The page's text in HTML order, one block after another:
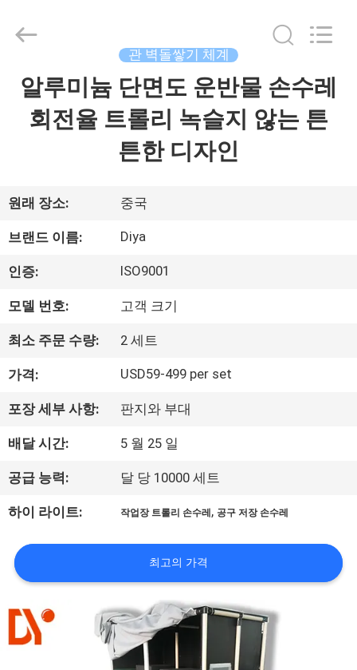
집
회
사
소
공
장
견
학
질
리
Industrial
Rights
Reserved.
관 벽돌쌓기 체계
알루미늄 단면도 운반물 손수레
회전율 트롤리 녹슬지 않는 튼
튼한 디자인
원래 장소: 중국
브랜드 이름: Diya
인증: ISO9001
모델 번호: 고객 크기
최소 주문 수량: 2 세트
가격: USD59-499 per set
포장 세부 사항: 판지와 부대
배달 시간: 5 월 25 일
공급 능력: 달 당 10000 세트
하이 라이트: 작업장 트롤리 손수레 , 공구 저장 손수레
최고의 가격